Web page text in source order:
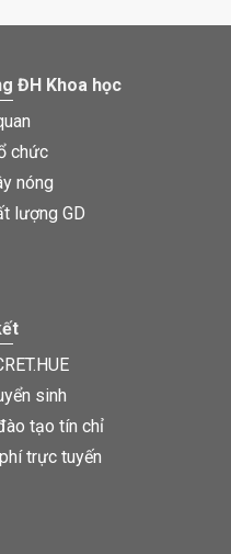
ĐH Khoa học
chức
nóng
lượng GD
sinh
tạo tín chỉ
trực tuyến